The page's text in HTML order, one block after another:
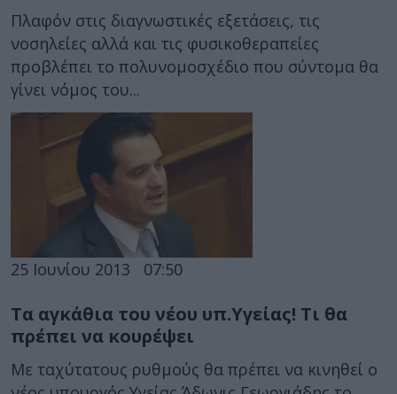
Πλαφόν στις διαγνωστικές εξετάσεις, τις
νοσηλείες αλλά και τις φυσικοθεραπείες
προβλέπει το πολυνομοσχέδιο που σύντομα θα
γίνει νόμος του...
25 Ιουνίου 2013 07:50
Τα αγκάθια του νέου υπ.Υγείας! Τι θα
πρέπει να κουρέψει
Με ταχύτατους ρυθμούς θα πρέπει να κινηθεί ο